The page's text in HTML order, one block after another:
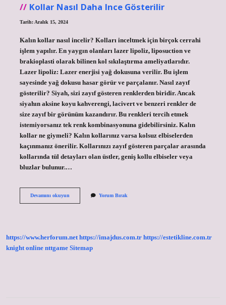
Kollar Nasıl Daha Ince Gösterilir
Tarih: Aralık 15, 2024
Kalın kollar nasıl incelir? Kolları inceltmek için birçok cerrahi
işlem yapılır. En yaygın olanları lazer lipoliz, liposuction ve
brakioplasti olarak bilinen kol sıkılaştırma ameliyatlarıdır.
Lazer lipoliz: Lazer enerjisi yağ dokusuna verilir. Bu işlem
sayesinde yağ dokusu hasar görür ve parçalanır. Nasıl zayıf
gösterilir? Siyah, sizi zayıf gösteren renklerden biridir. Ancak
siyahın aksine koyu kahverengi, lacivert ve benzeri renkler de
size zayıf bir görünüm kazandırır. Bu renkleri tercih etmek
istemiyorsanız tek renk kombinasyonuna gidebilirsiniz. Kalın
kollar ne giymeli? Kalın kollarınız varsa kolsuz elbiselerden
kaçınmanız önerilir. Kollarınızı zayıf gösteren parçalar arasında
kollarında tül detayları olan üstler, geniş kollu elbiseler veya
bluzlar bulunur.…
Devamını okuyunKollar
Yorum Bırak
https://www.herforum.net https://imajdus.com.tr https://estetikline.com.tr
knight online nttgame Sitemap